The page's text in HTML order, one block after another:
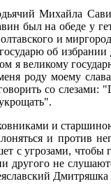
Михайла
был на обеде у
и
об
я великому
роду моему
со слезами:
и
и против
с угрозами, чтобы
другого не
Дмитряшка